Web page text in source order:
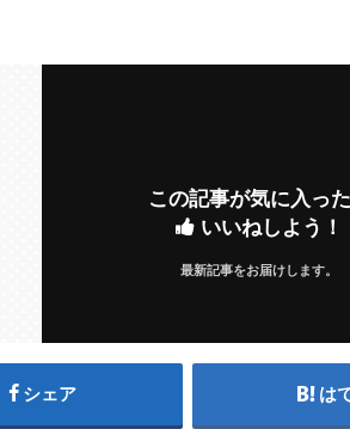
この記事が気に入っ
いいねしよう！
最新記事をお届けします。
シェア は